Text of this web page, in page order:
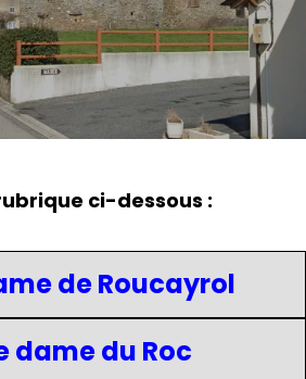
ci-dessous :
de Roucayrol
dame du Roc